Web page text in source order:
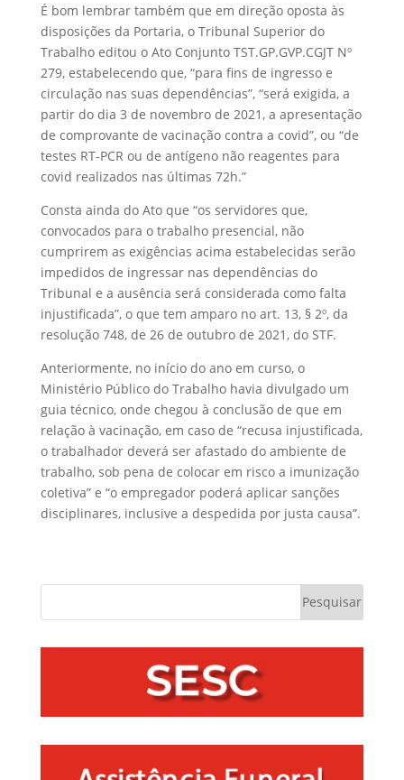
É bom lembrar também que em direção oposta às
disposições da Portaria, o Tribunal Superior do
Trabalho editou o Ato Conjunto TST.GP.GVP.CGJT Nº
279, estabelecendo que, “para fins de ingresso e
circulação nas suas dependências”, “será exigida, a
partir do dia 3 de novembro de 2021, a apresentação
de comprovante de vacinação contra a covid”, ou “de
testes RT-PCR ou de antígeno não reagentes para
covid realizados nas últimas 72h.”
Consta ainda do Ato que “os servidores que,
convocados para o trabalho presencial, não
cumprirem as exigências acima estabelecidas serão
impedidos de ingressar nas dependências do
Tribunal e a ausência será considerada como falta
injustificada”, o que tem amparo no art. 13, § 2º, da
resolução 748, de 26 de outubro de 2021, do STF.
Anteriormente, no início do ano em curso, o
Ministério Público do Trabalho havia divulgado um
guia técnico, onde chegou à conclusão de que em
relação à vacinação, em caso de “recusa injustificada,
o trabalhador deverá ser afastado do ambiente de
trabalho, sob pena de colocar em risco a imunização
coletiva” e “o empregador poderá aplicar sanções
disciplinares, inclusive a despedida por justa causa”.